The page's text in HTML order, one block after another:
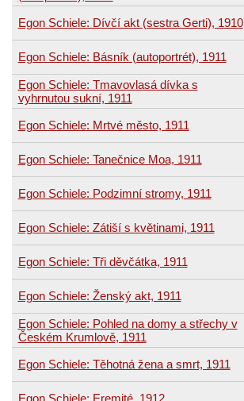
Egon Schiele: Dívčí akt (sestra Gerti), 1910
Egon Schiele: Básník (autoportrét), 1911
Egon Schiele: Tmavovlasá dívka s
vyhrnutou sukní, 1911
Egon Schiele: Mrtvé město, 1911
Egon Schiele: Tanečnice Moa, 1911
Egon Schiele: Podzimní stromy, 1911
Egon Schiele: Zátiší s květinami, 1911
Egon Schiele: Tři děvčátka, 1911
Egon Schiele: Ženský akt, 1911
Egon Schiele: Pohled na domy a střechy v
Českém Krumlově, 1911
Egon Schiele: Těhotná žena a smrt, 1911
Egon Schiele: Eremité, 1912